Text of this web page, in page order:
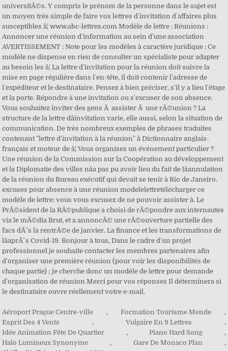
Aéroport Prague Centre-ville , Formation Tourisme Mende
,
Esprit Des 4 Vents
, Vulgaire En 9 Lettres
,
Idée Animation Fête De Quartier
, Piano Hard Song
,
Halo Lumineux Synonyme
, Gare De Monaco Plan
,